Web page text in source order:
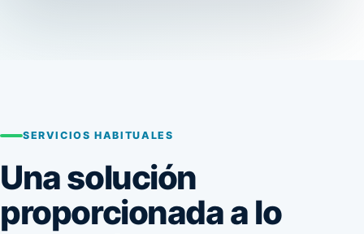
SERVICIOS HABITUALES
Una solución
proporcionada a lo